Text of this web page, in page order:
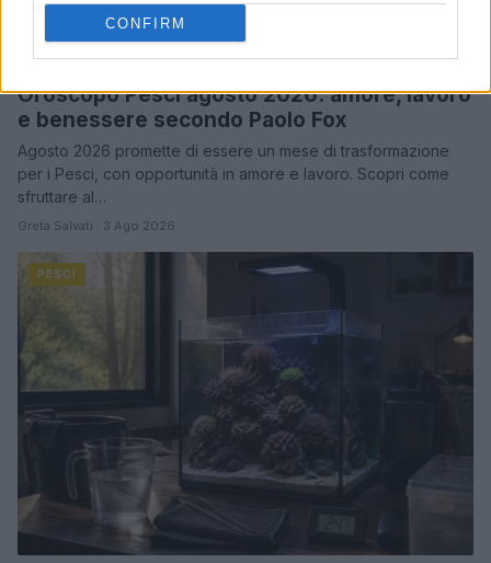
CONFIRM
Oroscopo Pesci agosto 2026: amore, lavoro
e benessere secondo Paolo Fox
Agosto 2026 promette di essere un mese di trasformazione
per i Pesci, con opportunità in amore e lavoro. Scopri come
sfruttare al…
Greta Salvati · 3 Ago 2026
PESCI